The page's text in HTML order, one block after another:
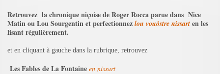
Retrouvez la chronique niçoise de Roger Rocca parue dans Nice
Matin ou Lou Sourgentin et perfectionnez lou vouòstre nissart en les
lisant régulièrement.
et en cliquant à gauche dans la rubrique, retrouvez
Les Fables de La Fontaine en nissart